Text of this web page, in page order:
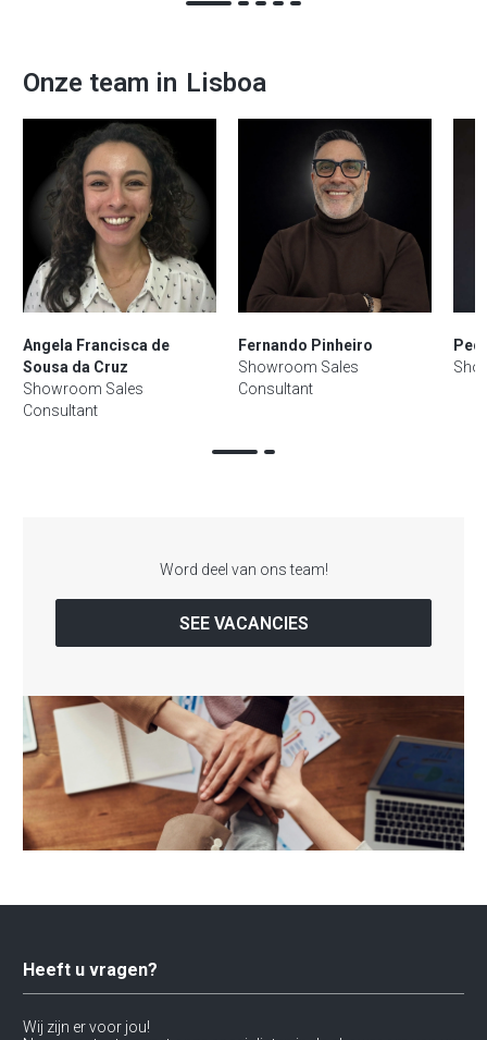
Onze team in Lisboa
Angela Francisca de
Sousa da Cruz
Showroom Sales
Consultant
Fernando Pinheiro
Showroom Sales
Consultant
Word deel van ons team!
SEE VACANCIES
Heeft u vragen?
Wij zijn er voor jou!